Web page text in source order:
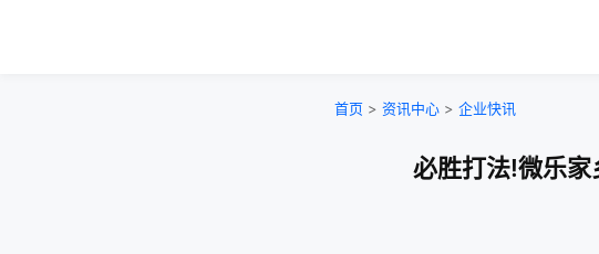
首页 > 资讯中心 > 企业快讯
必胜打法!微乐